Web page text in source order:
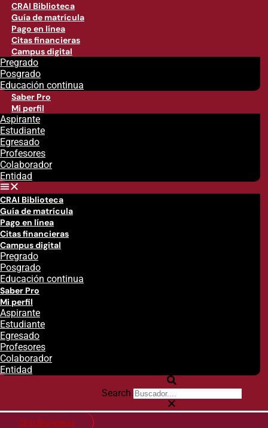
CRAI Biblioteca
Guía de matrícula
Pago en línea
Citas financieras
Campus digital
Pregrado
Posgrado
Educación continua
Saber Pro
Mi perfil
Aspirante
Estudiante
Egresado
Profesores
Colaborador
Entidad
CRAI Biblioteca
Guía de matrícula
Pago en línea
Citas financieras
Campus digital
Pregrado
Posgrado
Educación continua
Saber Pro
Mi perfil
Aspirante
Estudiante
Egresado
Profesores
Colaborador
Entidad
Search
Citas financieras